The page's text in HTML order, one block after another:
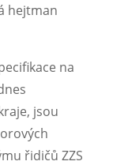
hejtman
na
jsou
řidičů ZZS